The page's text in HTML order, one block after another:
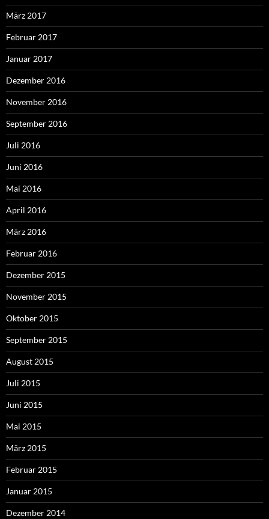
März 2017
Februar 2017
Januar 2017
Dezember 2016
November 2016
September 2016
Juli 2016
Juni 2016
Mai 2016
April 2016
März 2016
Februar 2016
Dezember 2015
November 2015
Oktober 2015
September 2015
August 2015
Juli 2015
Juni 2015
Mai 2015
März 2015
Februar 2015
Januar 2015
Dezember 2014